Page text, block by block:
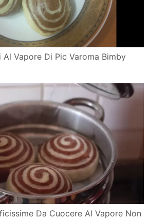
Vapore Di Pic Varoma Bimby
Da Cuocere Al Vapore Non